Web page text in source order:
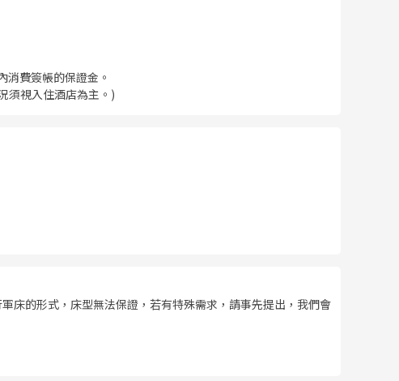
費簽帳的保證金。
須視入住酒店為主。)
床的形式，床型無法保證，若有特殊需求，請事先提出，我們會